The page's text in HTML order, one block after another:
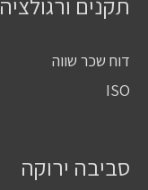
דוח שכר שווה
ISO
סביבה ירוקה